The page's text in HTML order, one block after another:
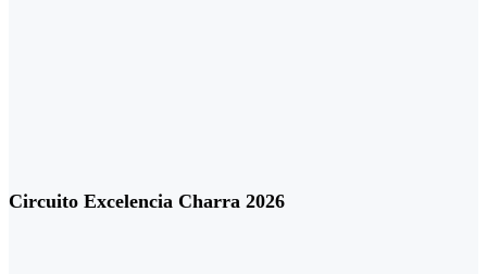
Circuito Excelencia Charra 2026